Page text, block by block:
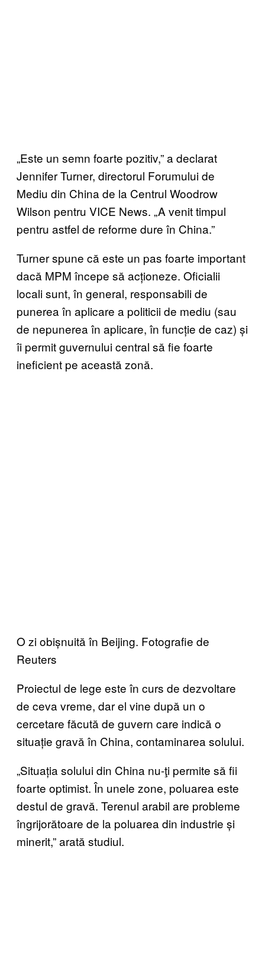
„Este un semn foarte pozitiv,” a declarat
Jennifer Turner, directorul Forumului de
Mediu din China de la Centrul Woodrow
Wilson pentru VICE News. „A venit timpul
pentru astfel de reforme dure în China.”
Turner spune că este un pas foarte important
dacă MPM începe să acționeze. Oficialii
locali sunt, în general, responsabili de
punerea în aplicare a politicii de mediu (sau
de nepunerea în aplicare, în funcție de caz) și
îi permit guvernului central să fie foarte
ineficient pe această zonă.
O zi obișnuită în Beijing. Fotografie de
Reuters
Proiectul de lege este în curs de dezvoltare
de ceva vreme, dar el vine după un o
cercetare făcută de guvern care indică o
situație gravă în China, contaminarea solului.
„Situația solului din China nu-ţi permite să fii
foarte optimist. În unele zone, poluarea este
destul de gravă. Terenul arabil are probleme
îngrijorătoare de la poluarea din industrie și
minerit,” arată studiul.